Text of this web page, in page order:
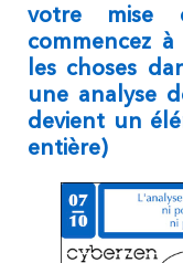
votre mise
commencez
les choses
une analyse
devient un
entière)